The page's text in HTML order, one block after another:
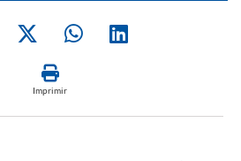
Imprimir